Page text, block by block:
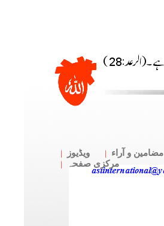
مضامین و آراء
ویڈیوز
مرکزی صفحہ